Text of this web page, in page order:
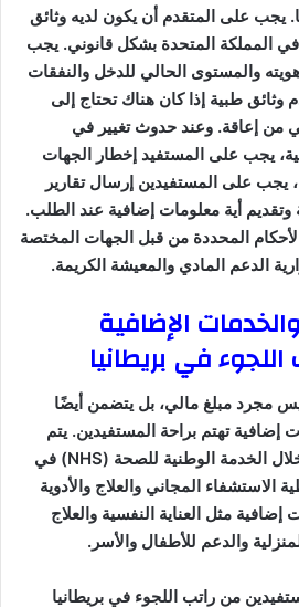
يجب على المتقدم أن يكون لديه وثائق
المملكة المتحدة بشكل قانوني. يجب
هويته والمستوى الحالي للدخل والنفقات
طبية إذا كان هناك تحتاج إلى
من إعاقة. وعند حدوث تغيير في
يجب على المستفيد إخطار الجهات
يجب على المستفيدين إرسال تقارير
أية معلومات إضافية عند الطلب.
المحددة من قبل الجهات المختصة
الدعم المادي والمعيشة الكريمة.
الإضافية
في بريطانيا
مجرد مبلغ مالي، بل يتضمن أيضًا
تهتم براحة المستفيدين. يتم
تقديم الرعاية الصحية من خلال الخدمة الوطنية للصحة (NHS) في
الاستشفاء المجاني والعلاج والأدوية
مثل العناية النفسية والعلاج
والدعم للأطفال والأسر.
من راتب اللجوء في بريطانيا